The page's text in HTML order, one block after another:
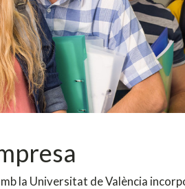
la Universitat de València